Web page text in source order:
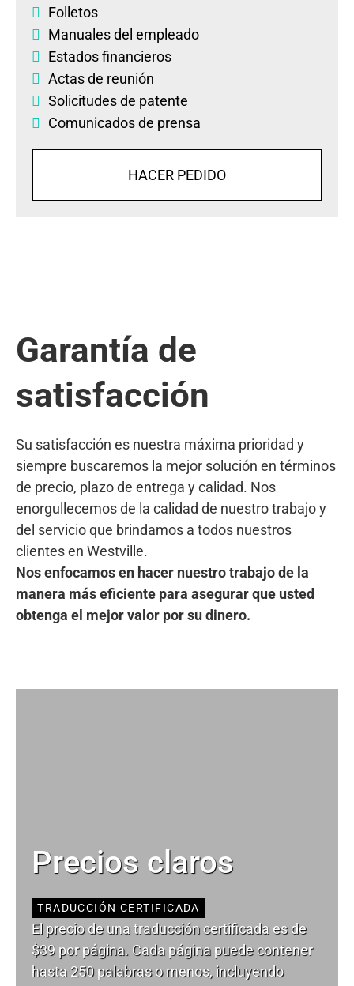
Folletos
Manuales del empleado
Estados financieros
Actas de reunión
Solicitudes de patente
Comunicados de prensa
HACER PEDIDO
Garantía de
satisfacción
Su satisfacción es nuestra máxima prioridad y
siempre buscaremos la mejor solución en términos
de precio, plazo de entrega y calidad. Nos
enorgullecemos de la calidad de nuestro trabajo y
del servicio que brindamos a todos nuestros
clientes en Westville.
Nos enfocamos en hacer nuestro trabajo de la
manera más eficiente para asegurar que usted
obtenga el mejor valor por su dinero.
Precios claros
TRADUCCIÓN CERTIFICADA
El precio de una traducción certificada es de
$39 por página. Cada página puede contener
hasta 250 palabras o menos, incluyendo